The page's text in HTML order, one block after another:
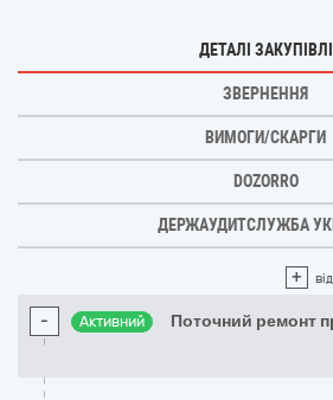
ДЕТАЛІ ЗАКУПІВЛІ
ЗВЕРНЕННЯ
ВИМОГИ/СКАРГИ
DOZORRO
ДЕРЖАУДИТСЛУЖБА
+
- Активний Поточний ремонт